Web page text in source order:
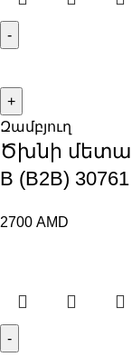
Զամբյուղ
Ծխնի
B (B2B) 30761
2700 AMD